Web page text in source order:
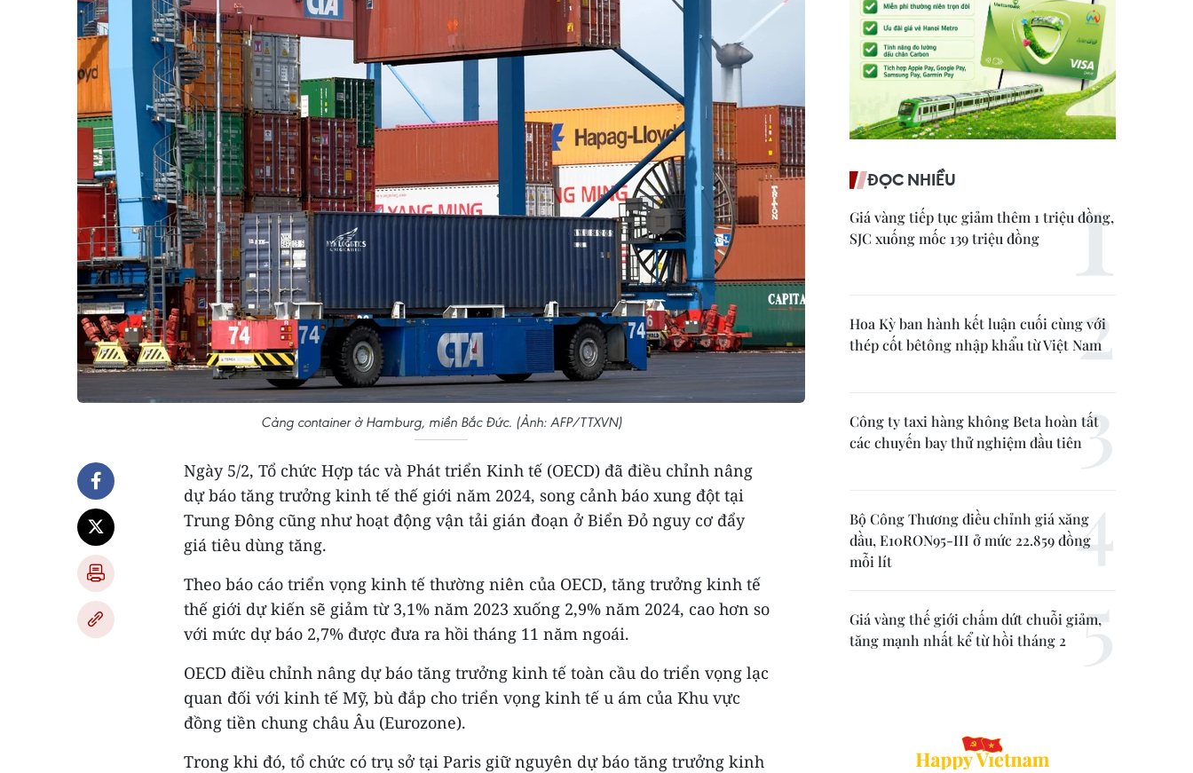
Cảng container ở Hamburg, miền Bắc Đức. (Ảnh: AFP/TTXVN)
Ngày 5/2, Tổ chức Hợp tác và Phát triển Kinh tế (OECD) đã điều chỉnh nâng
dự báo tăng trưởng kinh tế thế giới năm 2024, song cảnh báo xung đột tại
Trung Đông cũng như hoạt động vận tải gián đoạn ở Biển Đỏ nguy cơ đẩy
giá tiêu dùng tăng.
Theo báo cáo triển vọng kinh tế thường niên của OECD, tăng trưởng kinh tế
thế giới dự kiến sẽ giảm từ 3,1% năm 2023 xuống 2,9% năm 2024, cao hơn so
với mức dự báo 2,7% được đưa ra hồi tháng 11 năm ngoái.
OECD điều chỉnh nâng dự báo tăng trưởng kinh tế toàn cầu do triển vọng lạc
quan đối với kinh tế Mỹ, bù đắp cho triển vọng kinh tế u ám của Khu vực
đồng tiền chung châu Âu (Eurozone).
Trong khi đó, tổ chức có trụ sở tại Paris giữ nguyên dự báo tăng trưởng kinh
ĐỌC NHIỀU
Giá vàng tiếp tục giảm thêm 1 triệu đồng,
SJC xuống mốc 139 triệu đồng
Hoa Kỳ ban hành kết luận cuối cùng với
thép cốt bêtông nhập khẩu từ Việt Nam
Công ty taxi hàng không Beta hoàn tất
các chuyến bay thử nghiệm đầu tiên
Bộ Công Thương điều chỉnh giá xăng
dầu, E10RON95-III ở mức 22.859 đồng
mỗi lít
Giá vàng thế giới chấm dứt chuỗi giảm,
tăng mạnh nhất kể từ hồi tháng 2